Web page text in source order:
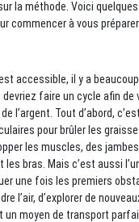
la méthode. Voici
commencer à vous préparer.
accessible, il y a
faire un cycle afin de
l’argent. Tout d’abord,
pour brûler les
les muscles, des
bras. Mais c’est aussi
une fois les premiers
l’air, d’explorer de
moyen de transport